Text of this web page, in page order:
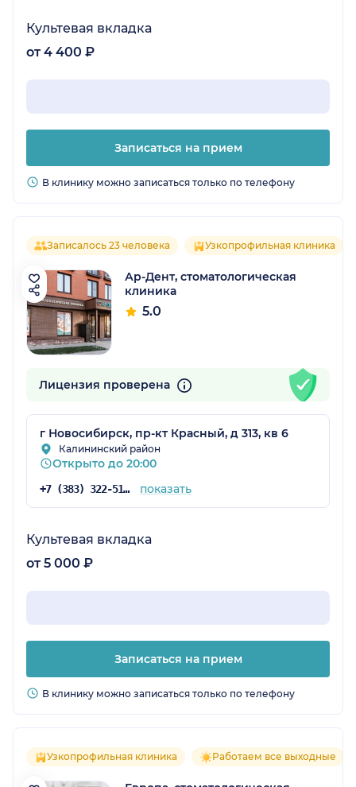
Культевая вкладка
от 4 400 ₽
Записаться на прием
В клинику можно записаться только по телефону
Записалось 23 человека Узкопрофильная клиника
Ар-Дент, стоматологическая
клиника
5.0
Лицензия проверена
г Новосибирск, пр-кт Красный, д 313, кв 6
Калининский район
Открыто до 20:00
+7 (383) 322-51-90 показать
Культевая вкладка
от 5 000 ₽
Записаться на прием
В клинику можно записаться только по телефону
Узкопрофильная клиника Работаем все выходные